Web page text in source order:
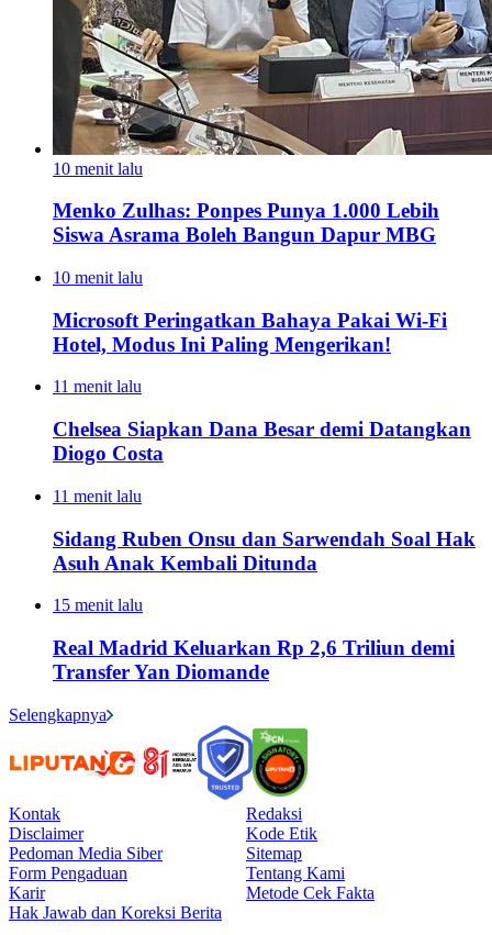
10 menit lalu
Menko Zulhas: Ponpes Punya 1.000 Lebih
Siswa Asrama Boleh Bangun Dapur MBG
10 menit lalu
Microsoft Peringatkan Bahaya Pakai Wi-Fi
Hotel, Modus Ini Paling Mengerikan!
11 menit lalu
Chelsea Siapkan Dana Besar demi Datangkan
Diogo Costa
11 menit lalu
Sidang Ruben Onsu dan Sarwendah Soal Hak
Asuh Anak Kembali Ditunda
15 menit lalu
Real Madrid Keluarkan Rp 2,6 Triliun demi
Transfer Yan Diomande
Selengkapnya
Kontak
Redaksi
Disclaimer
Kode Etik
Pedoman Media Siber
Sitemap
Form Pengaduan
Tentang Kami
Karir
Metode Cek Fakta
Hak Jawab dan Koreksi Berita